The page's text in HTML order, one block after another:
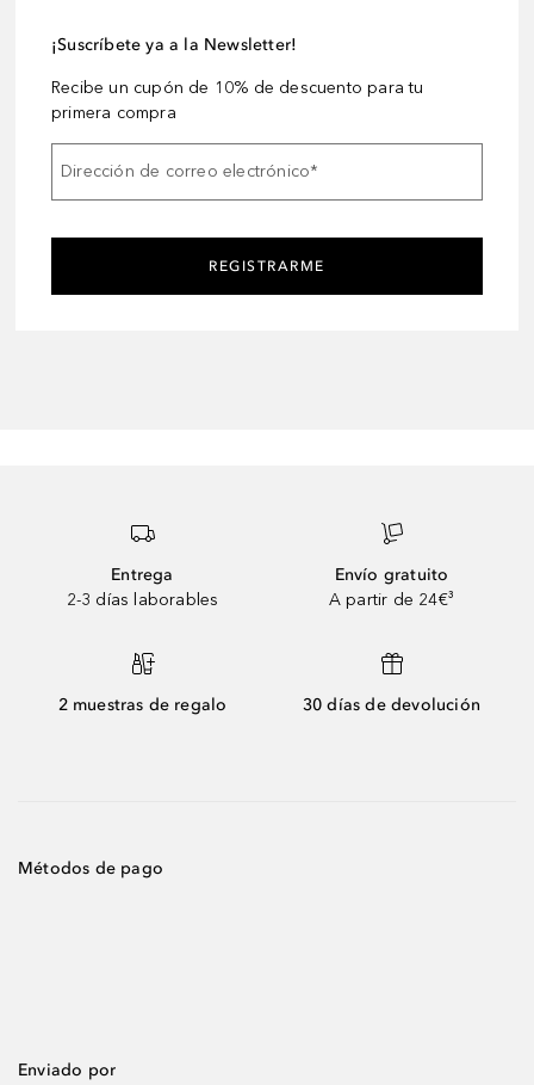
¡Suscríbete ya a la Newsletter!
Recibe un cupón de 10% de descuento para tu
primera compra
Dirección de correo electrónico*
REGISTRARME
Entrega
2-3 días laborables
Envío gratuito
A partir de 24€³
2 muestras de regalo 30 días de devolución
Métodos de pago
Enviado por